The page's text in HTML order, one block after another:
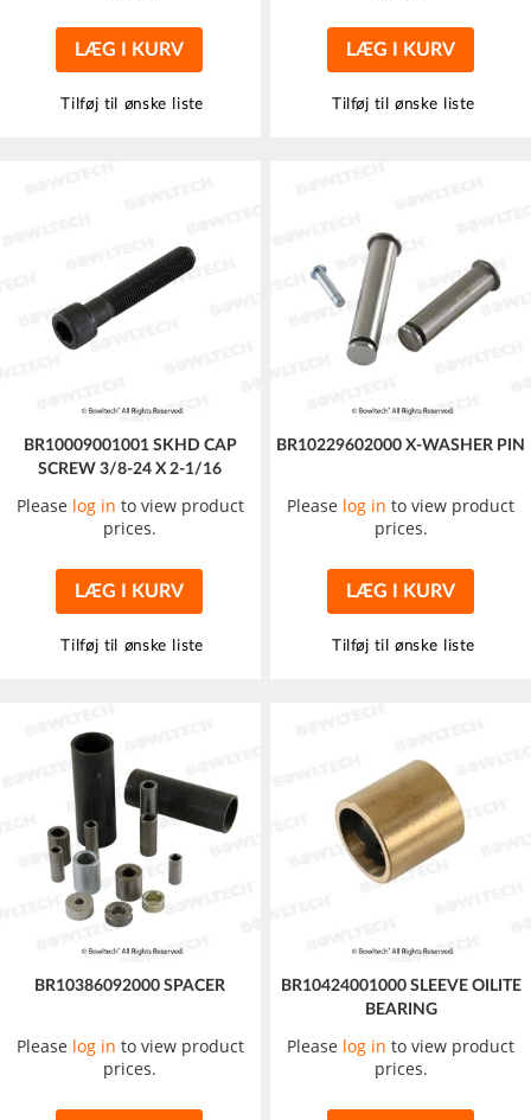
LÆG I KURV
Tilføj til ønske liste
LÆG I KURV
Tilføj til ønske liste
BR10009001001 SKHD CAP
SCREW 3/8-24 X 2-1/16
Please log in to view product
prices.
LÆG I KURV
Tilføj til ønske liste
BR10229602000 X-WASHER PIN
Please log in to view product
prices.
LÆG I KURV
Tilføj til ønske liste
BR10386092000 SPACER
Please log in to view product
prices.
BR10424001000 SLEEVE OILITE
BEARING
Please log in to view product
prices.